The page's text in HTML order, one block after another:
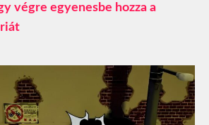
végre egyenesbe hozza a